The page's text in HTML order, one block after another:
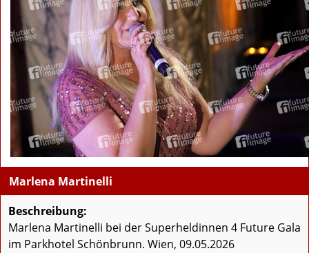
Marlena Martinelli
Beschreibung:
Marlena Martinelli bei der Superheldinnen 4 Future Gala
im Parkhotel Schönbrunn. Wien, 09.05.2026